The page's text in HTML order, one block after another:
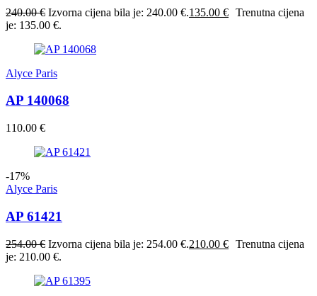
240.00€ Izvorna cijena bila je: 240.00 €.135.00 € Trenutna cijena
je: 135.00 €.
Alyce Paris
AP 140068
110.00 €
-17%
Alyce Paris
AP 61421
254.00€ Izvorna cijena bila je: 254.00 €.210.00 € Trenutna cijena
je: 210.00 €.